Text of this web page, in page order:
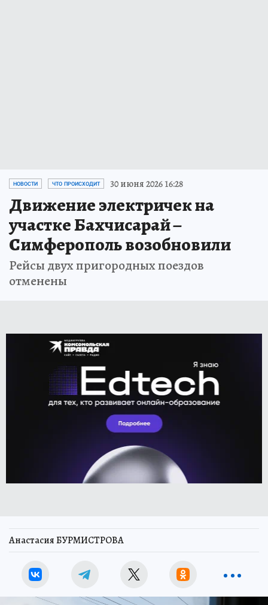
НОВОСТИ ЧТО ПРОИСХОДИТ 30 июня 2026 16:28
Движение электричек на
участке Бахчисарай –
Симферополь возобновили
Рейсы двух пригородных поездов
отменены
Анастасия БУРМИСТРОВА